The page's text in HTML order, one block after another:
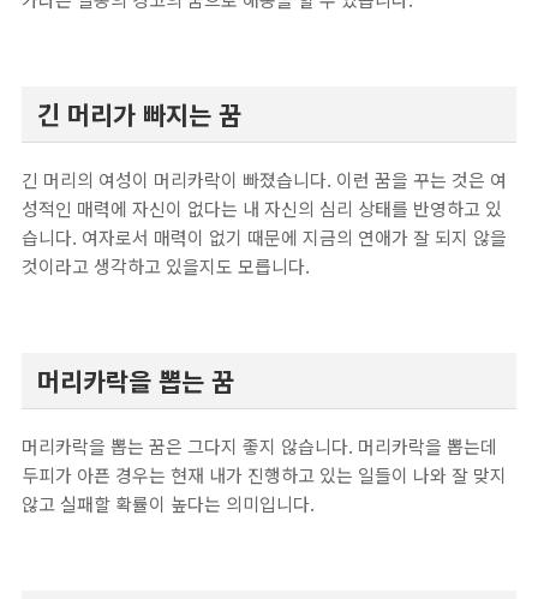
긴 머리가 빠지는 꿈
긴 머리의 여성이 머리카락이 빠졌습니다. 이런 꿈을 꾸는 것은 여
성적인 매력에 자신이 없다는 내 자신의 심리 상태를 반영하고 있
습니다. 여자로서 매력이 없기 때문에 지금의 연애가 잘 되지 않을
것이라고 생각하고 있을지도 모릅니다.
머리카락을 뽑는 꿈
머리카락을 뽑는 꿈은 그다지 좋지 않습니다. 머리카락을 뽑는데
두피가 아픈 경우는 현재 내가 진행하고 있는 일들이 나와 잘 맞지
않고 실패할 확률이 높다는 의미입니다.